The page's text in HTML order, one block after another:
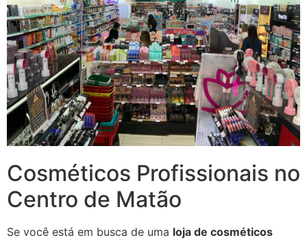
Cosméticos Profissionais no
Centro de Matão
Se você está em busca de uma loja de cosméticos